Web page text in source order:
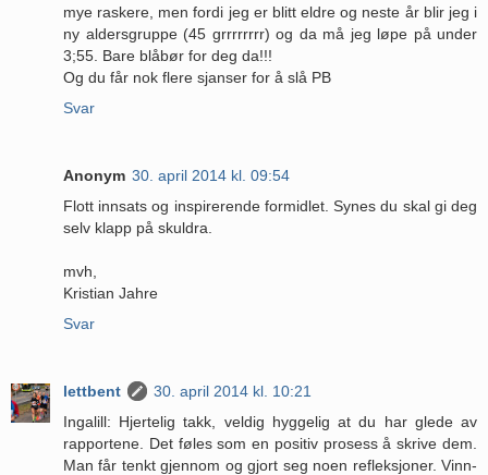
mye raskere, men fordi jeg er blitt eldre og neste år blir jeg i
ny aldersgruppe (45 grrrrrrrr) og da må jeg løpe på under
3;55. Bare blåbør for deg da!!!
Og du får nok flere sjanser for å slå PB
Svar
Anonym 30. april 2014 kl. 09:54
Flott innsats og inspirerende formidlet. Synes du skal gi deg
selv klapp på skuldra.
mvh,
Kristian Jahre
Svar
lettbent
30. april 2014 kl. 10:21
Ingalill: Hjertelig takk, veldig hyggelig at du har glede av
rapportene. Det føles som en positiv prosess å skrive dem.
Man får tenkt gjennom og gjort seg noen refleksjoner. Vinn-